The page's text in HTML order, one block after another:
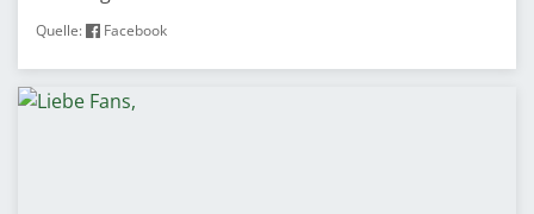
Quelle: Facebook